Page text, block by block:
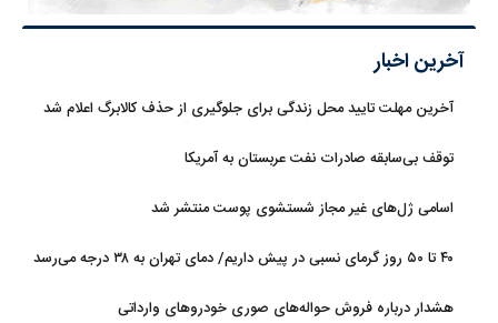
آخرین اخبار
آخرین مهلت تایید محل زندگی برای جلوگیری از حذف کالابرگ اعلام شد
توقف بی‌سابقه صادرات نفت عربستان به آمریکا
اسامی ژل‌های غیر مجاز شستشوی پوست منتشر شد
۴۰ تا ۵۰ روز گرمای نسبی در پیش داریم/ دمای تهران به ۳۸ درجه می‌رسد
هشدار درباره فروش حواله‌های صوری خودروهای وارداتی